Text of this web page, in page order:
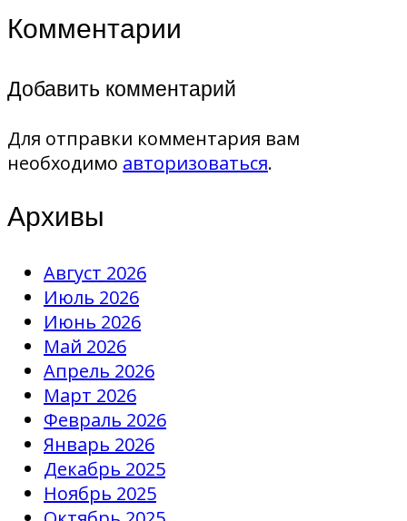
Комментарии
Добавить комментарий
Для отправки комментария вам
необходимо авторизоваться.
Архивы
Август 2026
Июль 2026
Июнь 2026
Май 2026
Апрель 2026
Март 2026
Февраль 2026
Январь 2026
Декабрь 2025
Ноябрь 2025